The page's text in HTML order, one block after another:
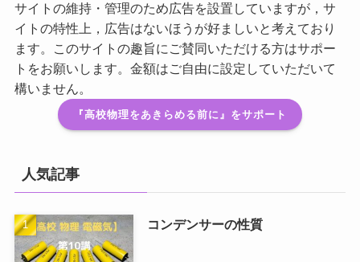
サイトの維持・管理のため広告を設置していますが，サ
イトの特性上，広告はないほうが好ましいと考えており
ます。このサイトの趣旨にご賛同いただける方はサポー
トをお願いします。金額はご自由に設定していただいて
構いません。
『高校物理をあきらめる前に』をサポート
人気記事
コンデンサーの性質